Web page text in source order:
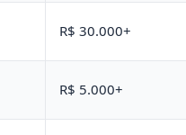
R$ 30.000+
R$ 5.000+